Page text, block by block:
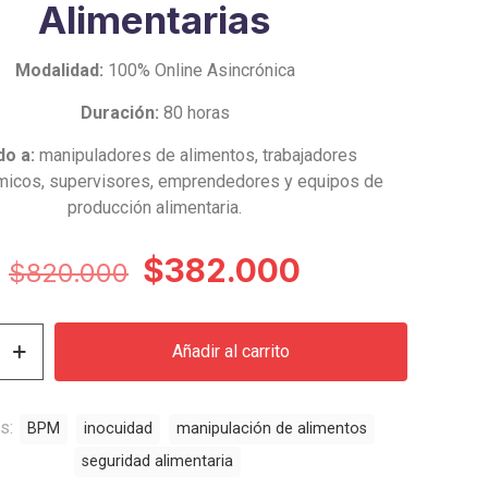
Alimentarias
Modalidad: 100% Online Asincrónica
Duración: 80 horas
a: manipuladores de alimentos, trabajadores
supervisores, emprendedores y equipos de
producción alimentaria.
$820.000 El
original
era:
$382.000
actual
Añadir al carrito
BPM inocuidad
manipulación de alimentos
seguridad alimentaria